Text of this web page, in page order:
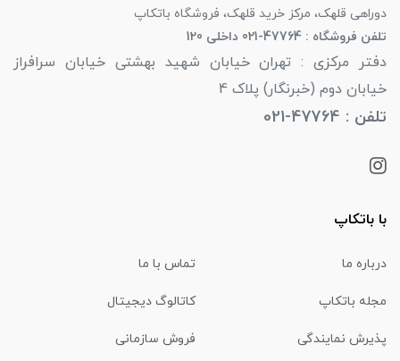
دوراهی قلهک، مرکز خرید قلهک، فروشگاه باتکاپ
تلفن فروشگاه : 47764-021 داخلی 120
دفتر مرکزی : تهران خیابان شهید بهشتی خیابان سرافراز
خیابان دوم (خبرنگار) پلاک 4
تلفن : 47764-021
با باتکاپ
درباره ما تماس با ما
مجله باتکاپ کاتالوگ دیجیتال
پذیرش نمایندگی فروش سازمانی